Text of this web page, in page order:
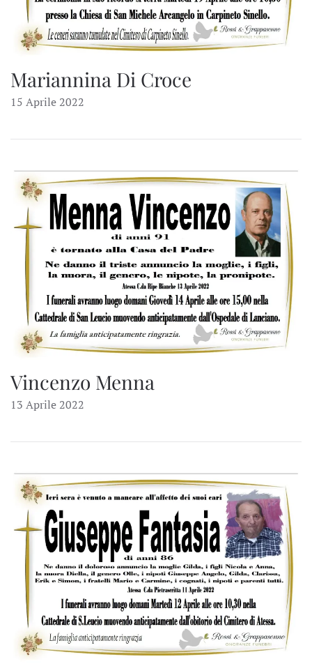
Mariannina Di Croce
15 Aprile 2022
Vincenzo Menna
13 Aprile 2022